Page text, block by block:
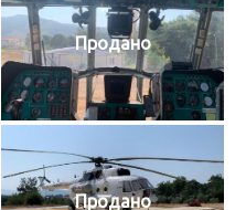
Продано
Продано